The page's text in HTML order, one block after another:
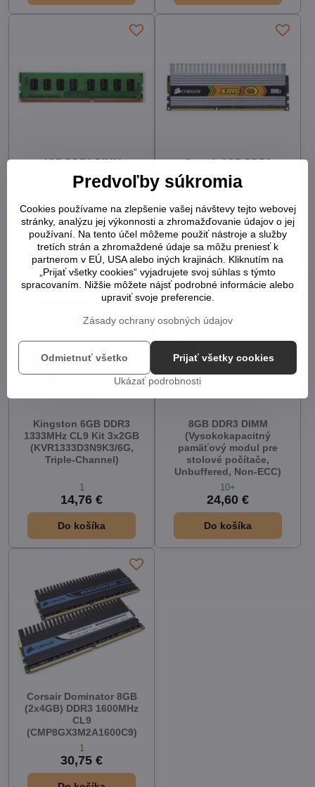
4GB DDR3 DIMM
(Pamäťový modul pre
stolové počítače,
10+
12,30 €
Do košíka
Corsair 2GB DDR3
1333MHz CL9 DHX
(CM3X2048-1333C9DHX,
2
12,30 €
Do košíka
Kingston 6GB DDR3
1333MHz CL9 Kit 3x2GB
(KVR1333D3N9K3/6G,
Triple-Channel)
1
14,76 €
Do košíka
8GB DDR3 DIMM
(Vysokokapacitný
pamäťový modul pre
stolové počítače,
Unbuffered, Non-ECC)
10+
24,60 €
Do košíka
Corsair Dominator 8GB
(2x4GB) DDR3 1600MHz
CL9
(CMP8GX3M2A1600C9)
1
30,75 €
Predvoľby súkromia
Cookies používame na zlepšenie vašej návštevy tejto webovej
stránky, analýzu jej výkonnosti a zhromažďovanie údajov o jej
používaní. Na tento účel môžeme použiť nástroje a služby
tretích strán a zhromaždené údaje sa môžu preniesť k
partnerom v EÚ, USA alebo iných krajinách. Kliknutím na
„Prijať všetky cookies“ vyjadrujete svoj súhlas s týmto
spracovaním. Nižšie môžete nájsť podrobné informácie alebo
upraviť svoje preferencie.
Zásady ochrany osobných údajov
Ukázať podrobnosti
Prijať všetky cookies
Odmietnuť všetko